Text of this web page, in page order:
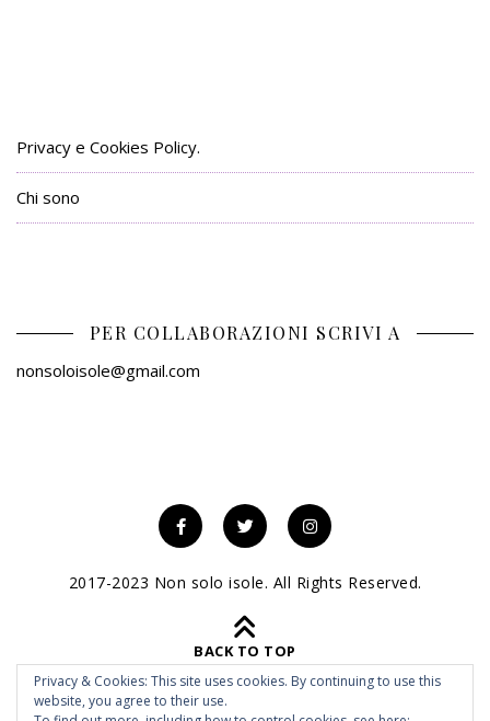
Privacy e Cookies Policy.
Chi sono
PER COLLABORAZIONI SCRIVI A
nonsoloisole@gmail.com
2017-2023 Non solo isole. All Rights Reserved.
BACK TO TOP
Privacy & Cookies: This site uses cookies. By continuing to use this
website, you agree to their use.